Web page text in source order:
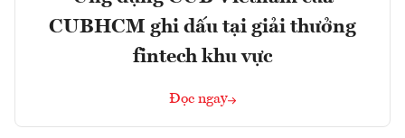
CUBHCM ghi dấu tại giải thưởng
fintech khu vực
Đọc ngay